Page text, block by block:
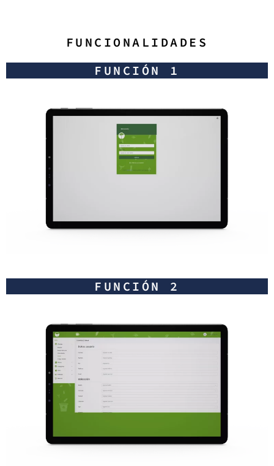
FUNCIONALIDADES
FUNCIÓN 1
FUNCIÓN 2